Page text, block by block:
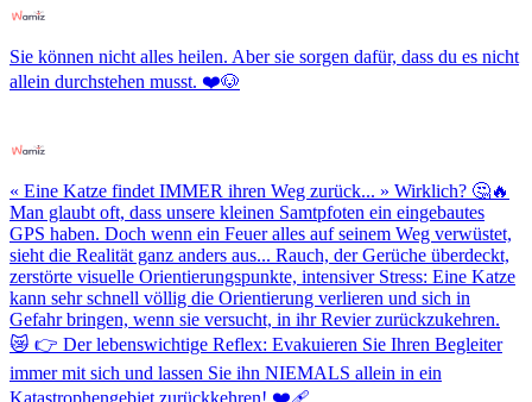
Sie können nicht alles heilen. Aber sie sorgen dafür, dass du es nicht
allein durchstehen musst. ❤️🐶
« Eine Katze findet IMMER ihren Weg zurück... » Wirklich? 🤔🔥
Man glaubt oft, dass unsere kleinen Samtpfoten ein eingebautes
GPS haben. Doch wenn ein Feuer alles auf seinem Weg verwüstet,
sieht die Realität ganz anders aus... Rauch, der Gerüche überdeckt,
zerstörte visuelle Orientierungspunkte, intensiver Stress: Eine Katze
kann sehr schnell völlig die Orientierung verlieren und sich in
Gefahr bringen, wenn sie versucht, in ihr Revier zurückzukehren.
😿 👉 Der lebenswichtige Reflex: Evakuieren Sie Ihren Begleiter
immer mit sich und lassen Sie ihn NIEMALS allein in ein